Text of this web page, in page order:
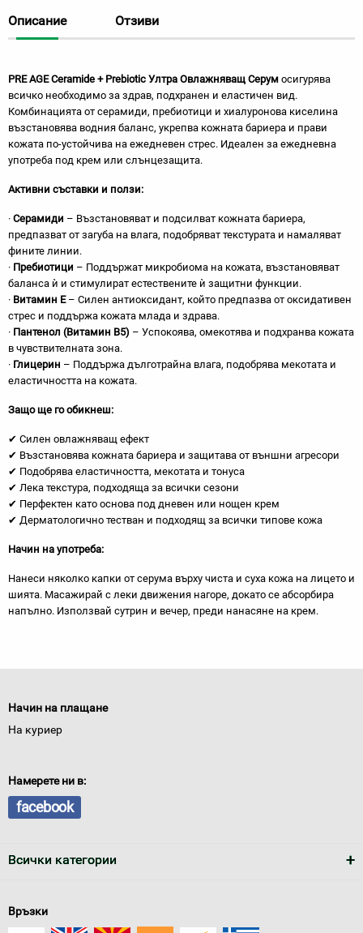
Описание Отзиви
PRE AGE Ceramide + Prebiotic Ултра Овлажняващ Серум осигурява
всичко необходимо за здрав, подхранен и еластичен вид.
Комбинацията от серамиди, пребиотици и хиалуронова киселина
възстановява водния баланс, укрепва кожната бариера и прави
кожата по-устойчива на ежедневен стрес. Идеален за ежедневна
употреба под крем или слънцезащита.
Активни съставки и ползи:
· Серамиди – Възстановяват и подсилват кожната бариера,
предпазват от загуба на влага, подобряват текстурата и намаляват
фините линии.
· Пребиотици – Поддържат микробиома на кожата, възстановяват
баланса ѝ и стимулират естествените ѝ защитни функции.
· Витамин Е– Силен антиоксидант, който предпазва от оксидативен
стрес и поддържа кожата млада и здрава.
· Пантенол (Витамин B5) – Успокоява, омекотява и подхранва кожата
в чувствителната зона.
· Глицерин – Поддържа дълготрайна влага, подобрява мекотата и
еластичността на кожата.
Защо ще го обикнеш:
✔ Силен овлажняващ ефект
✔ Възстановява кожната бариера и защитава от външни агресори
✔ Подобрява еластичността, мекотата и тонуса
✔ Лека текстура, подходяща за всички сезони
✔ Перфектен като основа под дневен или нощен крем
✔ Дерматологично тестван и подходящ за всички типове кожа
Начин на употреба:
Нанеси няколко капки от серума върху чиста и суха кожа на лицето и
шията. Масажирай с леки движения нагоре, докато се абсорбира
напълно. Използвай сутрин и вечер, преди нанасяне на крем.
Начин на плащане
На куриер
Намерете ни в:
facebook
Всички категории
Връзки